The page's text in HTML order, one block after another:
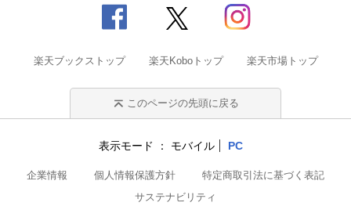
楽天ブックストップ 楽天Koboトップ 楽天市場トップ
このページの先頭に戻る
表示モード モバイル PC
企業情報 個人情報保護方針
特定商取引法に基づく表記
サステナビリティ